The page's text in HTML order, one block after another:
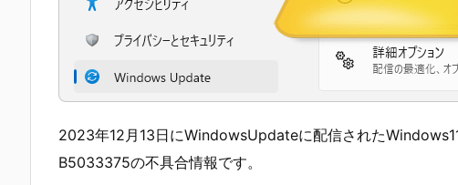
2023年12月13日にWindowsUpdateに配信された
B5033375の不具合情報です。